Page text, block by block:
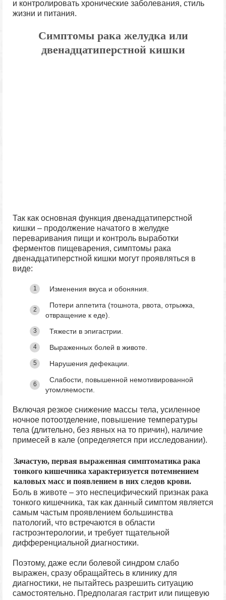
и контролировать хронические заболевания, стиль
жизни и питания.
Симптомы рака желудка или
двенадцатиперстной кишки
Так как основная функция двенадцатиперстной
кишки – продолжение начатого в желудке
переваривания пищи и контроль выработки
ферментов пищеварения, симптомы рака
двенадцатиперстной кишки могут проявляться в
виде:
Изменения вкуса и обоняния.
Потери аппетита (тошнота, рвота, отрыжка,
отвращение к еде).
Тяжести в эпигастрии.
Выраженных болей в животе.
Нарушения дефекации.
Слабости, повышенной немотивированной
утомляемости.
Включая резкое снижение массы тела, усиленное
ночное потоотделение, повышение температуры
тела (длительно, без явных на то причин), наличие
примесей в кале (определяется при исследовании).
Зачастую, первая выраженная симптоматика рака
тонкого кишечника характеризуется потемнением
каловых масс и появлением в них следов крови.
Боль в животе – это неспецифический признак рака
тонкого кишечника, так как данный симптом является
самым частым проявлением большинства
патологий, что встречаются в области
гастроэнтерологии, и требует тщательной
дифференциальной диагностики.
Поэтому, даже если болевой синдром слабо
выражен, сразу обращайтесь в клинику для
диагностики, не пытайтесь разрешить ситуацию
самостоятельно. Предполагая гастрит или пищевую